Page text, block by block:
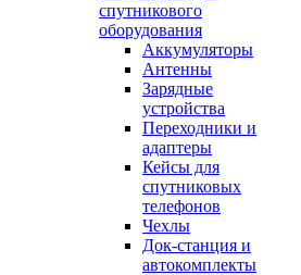
спутникового
оборудования
Аккумуляторы
Антенны
Зарядные
устройства
Переходники и
адаптеры
Кейсы для
спутниковых
телефонов
Чехлы
Док-станция и
автокомплекты